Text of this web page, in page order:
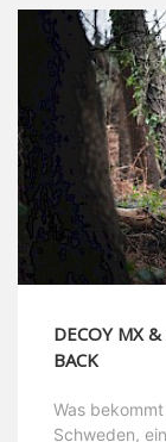
DECOY MX
BACK
Was
Schweden,